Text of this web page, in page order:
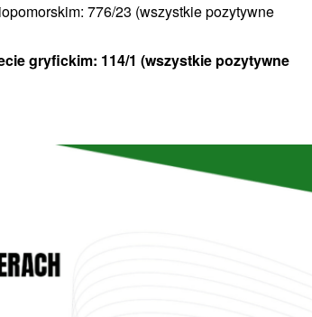
776/23 (wszystkie pozytywne
gryfickim: 114/1 (wszystkie pozytywne